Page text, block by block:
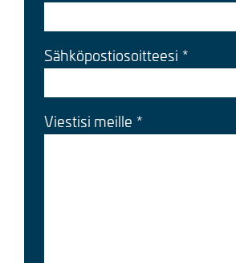
Sähköpostiosoitteesi
Viestisi meille